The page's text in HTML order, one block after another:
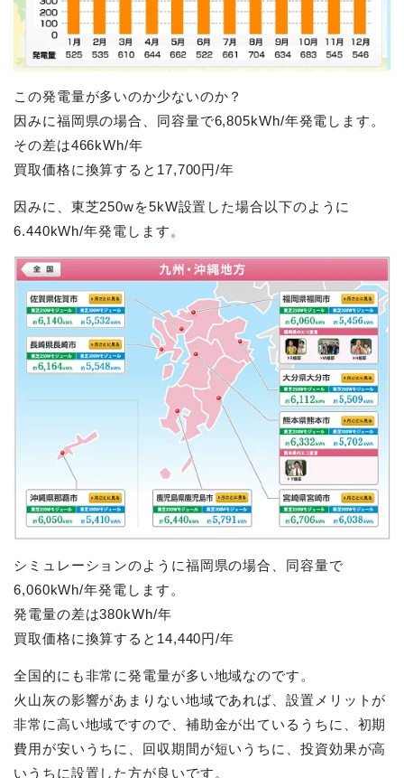
この発電量が多いのか少ないのか？
因みに福岡県の場合、同容量で6,805kWh/年発電します。
その差は466kWh/年
買取価格に換算すると17,700円/年
因みに、東芝250wを5kW設置した場合以下のように
6.440kWh/年発電します。
シミュレーションのように福岡県の場合、同容量で
6,060kWh/年発電します。
発電量の差は380kWh/年
買取価格に換算すると14,440円/年
全国的にも非常に発電量が多い地域なのです。
火山灰の影響があまりない地域であれば、設置メリットが
非常に高い地域ですので、補助金が出ているうちに、初期
費用が安いうちに、回収期間が短いうちに、投資効果が高
いうちに設置した方が良いです。